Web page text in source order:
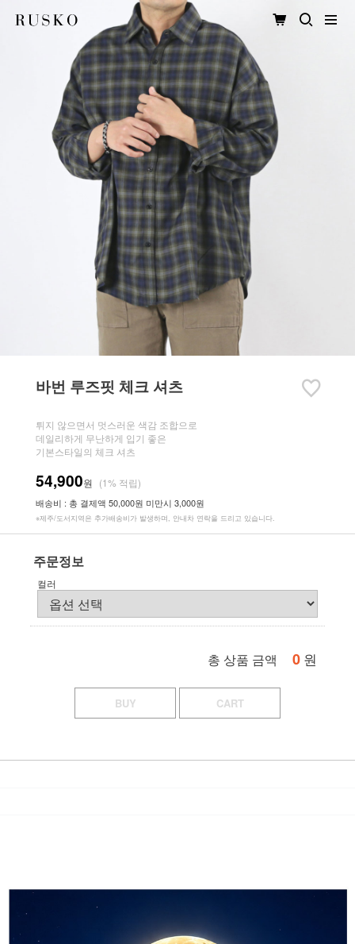
바번 루즈핏 체크 셔츠
튀지 않으면서 멋스러운 색감 조합으로
데일리하게 무난하게 입기 좋은
기본스타일의 체크 셔츠
54,900원 (1% 적립)
배송비 : 총 결제액 50,000원 미만시 3,000원
※제주/도서지역은 추가배송비가 발생하며, 안내차 연락을 드리고 있습니다.
주문정보
컬러
총 상품 금액 0 원
BUY CART